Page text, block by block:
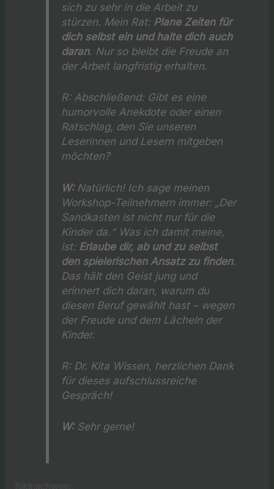
sich zu sehr in die Arbeit zu
stürzen. Mein Rat: Plane Zeiten für
dich selbst ein und halte dich auch
daran. Nur so bleibt die Freude an
der Arbeit langfristig erhalten.
R:Abschließend: Gibt es eine
humorvolle Anekdote oder einen
Ratschlag, den Sie unseren
Leserinnen und Lesern mitgeben
möchten?
W:Natürlich! Ich sage meinen
Workshop-Teilnehmern immer: „Der
Sandkasten ist nicht nur für die
Kinder da.“ Was ich damit meine,
ist: Erlaube dir, ab und zu selbst
den spielerischen Ansatz zu finden.
Das hält den Geist jung und
erinnert dich daran, warum du
diesen Beruf gewählt hast – wegen
der Freude und dem Lächeln der
Kinder.
R:Dr. Kita Wissen, herzlichen Dank
für dieses aufschlussreiche
Gespräch!
W:Sehr gerne!